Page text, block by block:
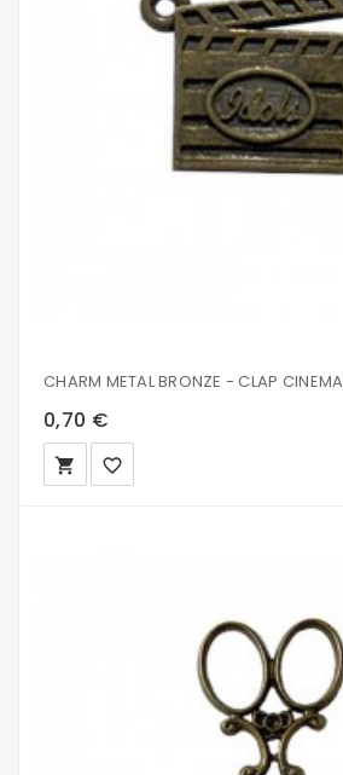
CHARM METAL BRONZE - CLAP CINEMA
0,70 €
local_grocery_store favorite_border